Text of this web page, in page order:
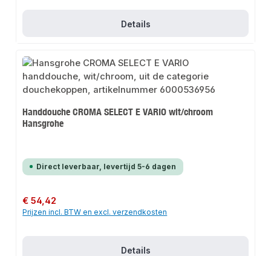
Details
Handdouche CROMA SELECT E VARIO wit/chroom
Hansgrohe
Direct leverbaar, levertijd 5-6 dagen
Normale prijs:
€ 54,42
Prijzen incl. BTW en excl. verzendkosten
Details